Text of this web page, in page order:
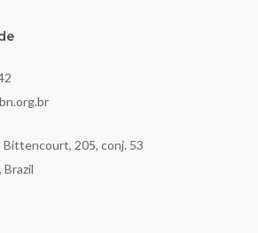
Bittencourt, 205, conj. 53
Brazil